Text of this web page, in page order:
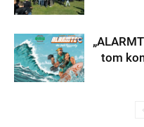
tom